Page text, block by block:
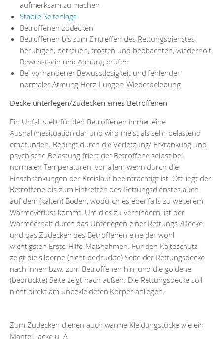
aufmerksam zu machen
Stabile Seitenlage
Betroffenen zudecken
Betroffenen bis zum Eintreffen des Rettungsdienstes
beruhigen, betreuen, trösten und beobachten, wiederholt
Bewusstsein und Atmung prüfen
Bei vorhandener Bewusstlosigkeit und fehlender
normaler Atmung Herz-Lungen-Wiederbelebung
Decke unterlegen/Zudecken eines Betroffenen
Ein Unfall stellt für den Betroffenen immer eine
Ausnahmesituation dar und wird meist als sehr belastend
empfunden. Bedingt durch die Verletzung/ Erkrankung und
psychische Belastung friert der Betroffene selbst bei
normalen Temperaturen, vor allem wenn durch die
Einschränkungen der Kreislauf beeinträchtigt ist. Oft liegt der
Betroffene bis zum Eintreffen des Rettungsdienstes auch
auf dem (kalten) Boden, wodurch es ebenfalls zu weiterem
Wärmeverlust kommt. Um dies zu verhindern, ist der
Wärmeerhalt durch das Unterlegen einer Rettungs-/Decke
und das Zudecken des Betroffenen eine der wohl
wichtigsten Erste-Hilfe-Maßnahmen. Für den Kälteschutz
zeigt die silberne (nicht bedruckte) Seite der Rettungsdecke
nach innen bzw. zum Betroffenen hin, und die goldene
(bedruckte) Seite zeigt nach außen. Die Rettungsdecke soll
nicht direkt am unbekleideten Körper anliegen.
Zum Zudecken dienen auch warme Kleidungstücke wie ein
Mantel, Jacke u. Ä.